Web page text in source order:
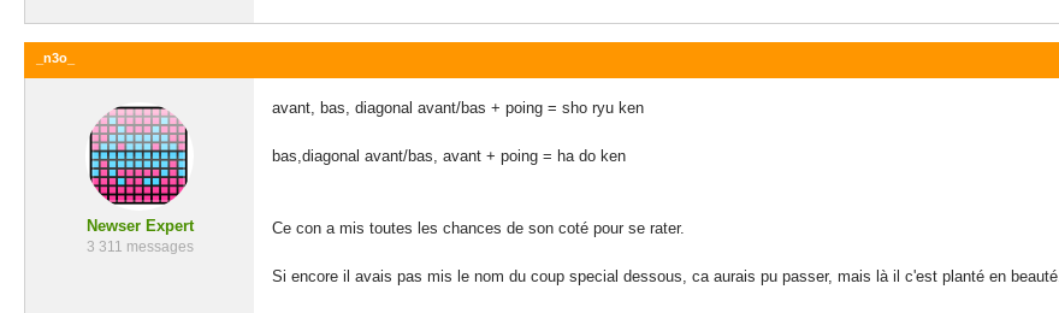
_n3o_
Newser Expert
3 311 messages
avant, bas, diagonal avant/bas + poing = sho ryu ken
bas,diagonal avant/bas, avant + poing = ha do ken
Ce con a mis toutes les chances de son coté pour se rater.
Si encore il avais pas mis le nom du coup special dessous, ca aurais pu passer, mais là il c'est planté en beauté.